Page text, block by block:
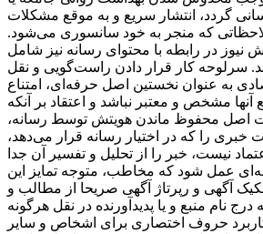
گردد، انتشار سریع و به‌ موقع مشکلات
که منجر به خود سانسوری می‌شود.
نیوز در رابطه با محتوای رسانه نیز شامل
سرلوحه کار قرار دادن راست‌گویی و نقل
به ‌عنوان نخستین اصل حرفه‌ای، امتناع
آنها مشخص و معتبر نباشد و اعتقاد بر آنکه
اصل محفوظ ماندن هویتش توسط رسانه،
خبری را که در اختیار رسانه قرار می‌دهد،
نیست، خبر را از تحلیل و تفسیر آن جدا
عمل شود که مخاطب، متوجه تمایز این
آگهی و رپرتاژ آگهی صریحا از مطالب و
درج نام منبع و یا پدیدآورنده در نقل هرگونه
حروف اختصاری برای اشخاص و سایر